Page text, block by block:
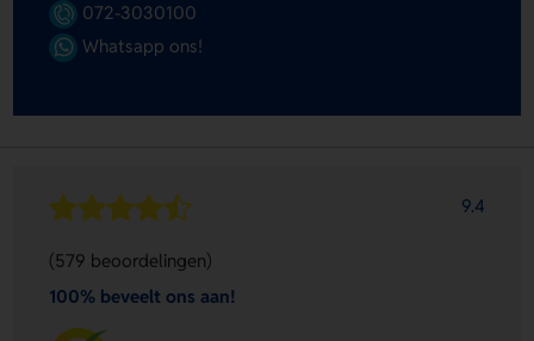
072-3030100
Whatsapp ons!
9.4
(579 beoordelingen)
100% beveelt ons aan!